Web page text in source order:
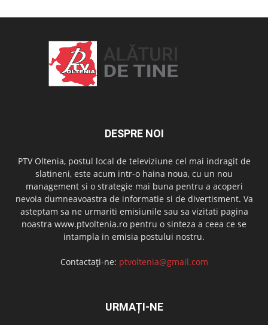
DESPRE NOI
PTV Oltenia, postul local de televiziune cel mai indragit de
slatineni, este acum intr-o haina noua, cu un nou
management si o strategie mai buna pentru a acoperi
nevoia dumneavoastra de informatie si de divertisment. Va
asteptam sa ne urmariti emisiunile sau sa vizitati pagina
noastra www.ptvoltenia.ro pentru o sinteza a ceea ce se
intampla in emisia postului nostru.
Contactați-ne: ptvoltenia@gmail.com
URMAȚI-NE